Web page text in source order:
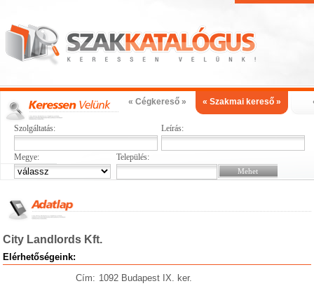
« Cégkereső » « Szakmai kereső »
Szolgáltatás: Leírás:
Megye: Település:
City Landlords Kft.
Elérhetőségeink:
Cím: 1092 Budapest IX. ker.